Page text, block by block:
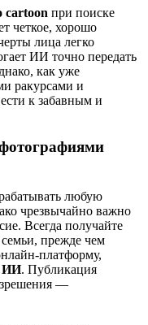
cartoon при поиске
четкое, хорошо
лица легко
ИИ точно передать
как уже
ракурсами и
к забавным и
любую
чрезвычайно важно
Всегда получайте
прежде чем
платформу,
ИИ. Публикация
—